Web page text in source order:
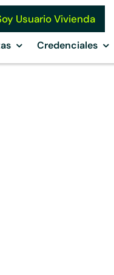
Usuario Vivienda
Credenciales